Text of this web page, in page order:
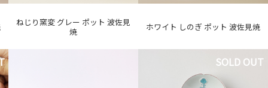
ねじり窯変 グレー ポット 波佐見
焼
ホワイト しのぎ ポット 波佐見焼
SOLD OUT